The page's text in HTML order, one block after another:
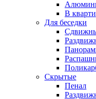
В
Для беседки
Скрытые
Пенал